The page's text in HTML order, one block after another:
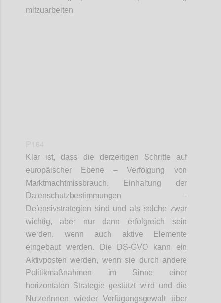
mitzuarbeiten.
Klar ist, dass die derzeitigen Schritte auf
europäischer Ebene – Verfolgung von
Marktmachtmissbrauch, Einhaltung der
Datenschutzbestimmungen –
Defensivstrategien sind und als solche zwar
wichtig, aber nur dann erfolgreich sein
werden, wenn auch aktive Elemente
eingebaut werden. Die DS-GVO kann ein
Aktivposten werden, wenn sie durch andere
Politikmaßnahmen im Sinne einer
horizontalen Strategie gestützt wird und die
NutzerInnen wieder Verfügungsgewalt über